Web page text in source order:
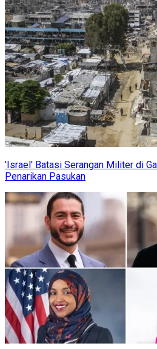
'Israel' Batasi Serangan Militer di
Penarikan Pasukan